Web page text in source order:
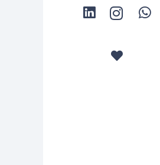
almalı ve her
yer alması
kalitesi,
uygulanacak
, ortak
şekilde
ilerleyen
Müteahhit